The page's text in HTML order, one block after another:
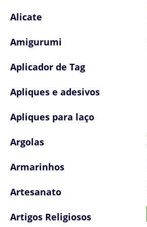
Alicate
Amigurumi
Aplicador de Tag
Apliques e adesivos
Apliques para laço
Argolas
Armarinhos
Artesanato
Artigos Religiosos